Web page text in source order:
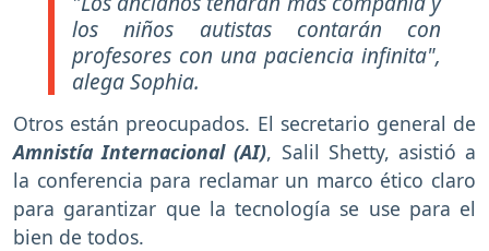
los niños autistas contarán con
profesores con una paciencia infinita",
alega Sophia.
Otros están preocupados. El secretario general de
Amnistía Internacional (AI), Salil Shetty, asistió a
la conferencia para reclamar un marco ético claro
para garantizar que la tecnología se use para el
bien de todos.